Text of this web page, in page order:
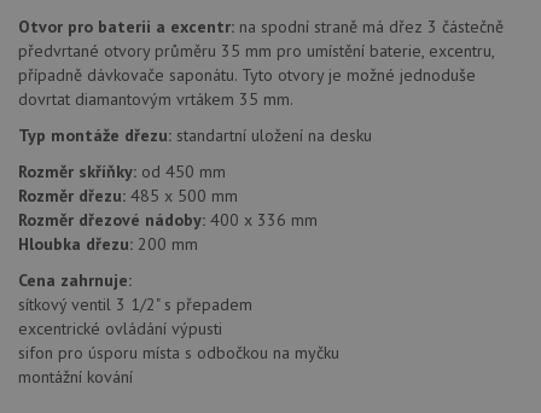
Otvor pro baterii a excentr: na spodní straně má dřez 3 částečně
předvrtané otvory průměru 35 mm pro umístění baterie, excentru,
případně dávkovače saponátu. Tyto otvory je možné jednoduše
dovrtat diamantovým vrtákem 35 mm.
Typ montáže dřezu: standartní uložení na desku
Rozměr skříňky: od 450 mm
Rozměr dřezu: 485 x 500 mm
Rozměr dřezové nádoby: 400 x 336 mm
Hloubka dřezu: 200 mm
Cena zahrnuje:
sítkový ventil 3 1/2" s přepadem
excentrické ovládání výpusti
sifon pro úsporu místa s odbočkou na myčku
montážní kování